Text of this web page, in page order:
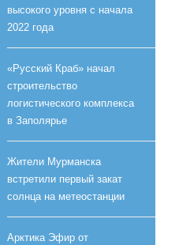
высокого уровня с начала
2022 года
«Русский Краб» начал
строительство
логистического комплекса
в Заполярье
Жители Мурманска
встретили первый закат
солнца на метеостанции
Арктика Эфир от